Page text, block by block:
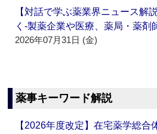
【対話で学ぶ薬業界ニュース解
く‐製薬企業や医療、薬局・薬
2026年07月31日 (金)
薬事キーワード解説
【2026年度改定】在宅薬学総合